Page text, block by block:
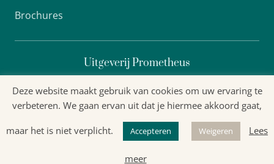
Brochures
Uitgeverij Prometheus
Privacyverklaring
Algemene voorwaarden
Deze website maakt gebruik van cookies om uw ervaring te
verbeteren. We gaan ervan uit dat je hiermee akkoord gaat,
maar het is niet verplicht. Accepteren Weigeren Lees
meer